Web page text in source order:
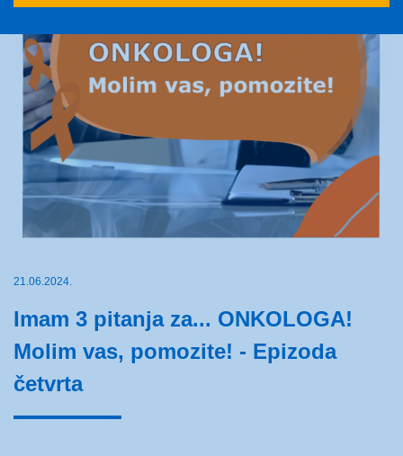
21.06.2024.
Imam 3 pitanja za... ONKOLOGA!
Molim vas, pomozite! - Epizoda
četvrta